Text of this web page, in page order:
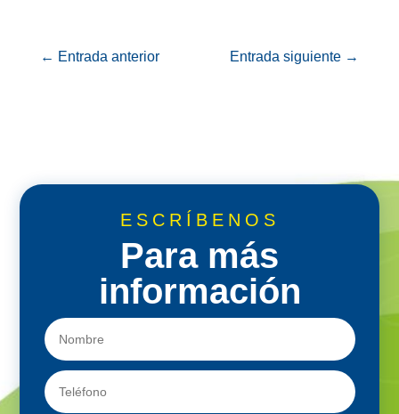
← Entrada anterior Entrada siguiente →
ESCRÍBENOS
Para más
información